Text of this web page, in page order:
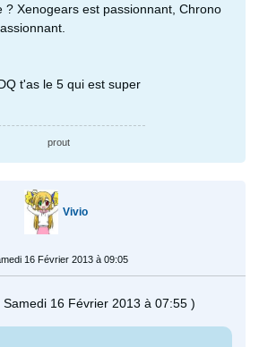
? Xenogears est passionnant, Chrono
t'as le 5 qui est super
prout
Vivio
16 Février 2013 à 09:05
16 Février 2013 à 07:55 )